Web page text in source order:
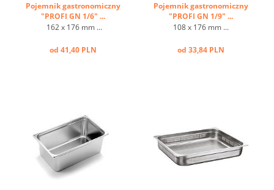
Pojemnik gastronomiczny
"PROFI GN 1/6" ...
162 x 176 mm ...
od 41,40 PLN
Pojemnik gastronomiczny
"PROFI GN 1/9" ...
108 x 176 mm ...
od 33,84 PLN